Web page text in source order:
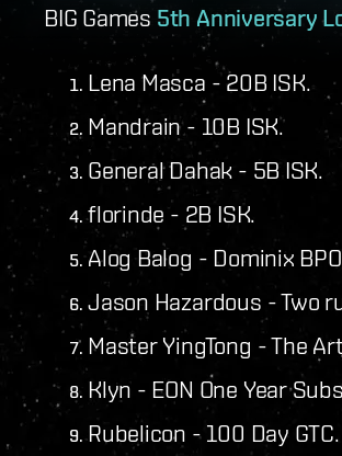
BIG Games 5th Anniversary
Lena Masca - 20B ISK.
Mandrain - 10B ISK.
General Dahak - 5B ISK.
florinde - 2B ISK.
Alog Balog - Dominix
Jason Hazardous - Two
Master YingTong - The
Klyn - EON One Year
Rubelicon - 100 Day GTC.